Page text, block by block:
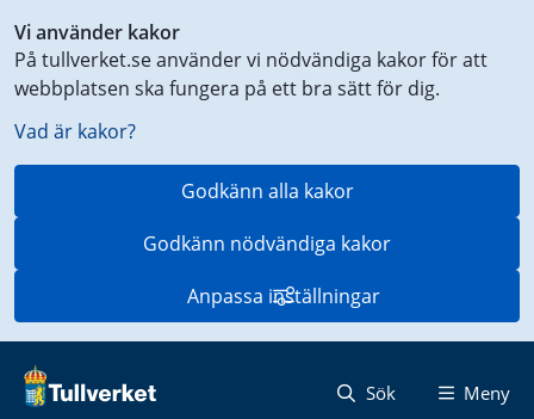
Vi använder kakor
På tullverket.se använder vi nödvändiga kakor för att
webbplatsen ska fungera på ett bra sätt för dig.
Vad är kakor?
Godkänn alla kakor
Godkänn nödvändiga kakor
Anpassa inställningar
till
innehåll
på
aktuell
Sök Meny